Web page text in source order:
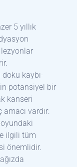
5 yıllık
kaybı-
potansiyel bir
kanseri
vardır:
ilgili tüm
önemlidir.